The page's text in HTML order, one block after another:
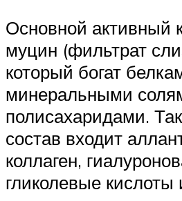
Основной активный
муцин (фильтрат
который богат
минеральными
полисахаридами.
состав входит
коллаген,
гликолевые кислоты